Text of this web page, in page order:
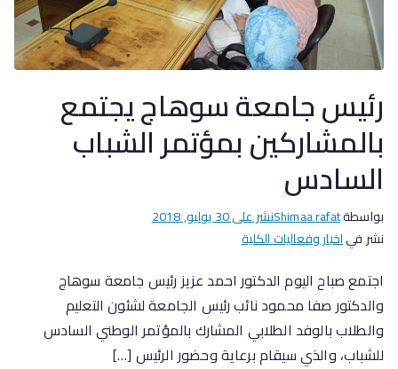
رئيس جامعة سوهاج يجتمع
بالمشاركين بمؤتمر الشباب
السادس
بواسطةShimaa rafatنشر على30 يوليو, 2018
نشر فياخبار وفعاليات الكلية
اجتمع صباح اليوم الدكتور احمد عزيز رئيس جامعة سوهاج
والدكتور صفا محمود نائب رئيس الجامعة لشئون التعليم
والطلاب بالوفد الطلابي المشارك بالمؤتمر الوطني السادس
للشباب، والذي سيقام برعاية وحضور الرئيس […]